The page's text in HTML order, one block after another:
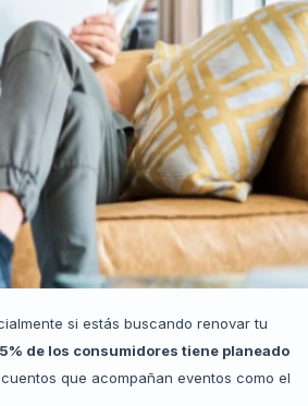
si estás buscando renovar tu
de los consumidores tiene planeado
que acompañan eventos como el